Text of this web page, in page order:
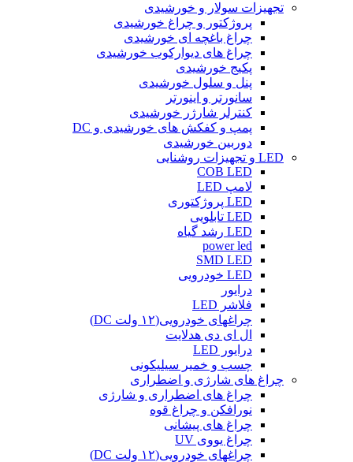
تجهیزات سولار و خورشیدی
پروژکتور و چراغ خورشیدی
چراغ باغچه ای خورشیدی
چراغ های دیوارکوب خورشیدی
پکیج خورشیدی
پنل و سلول خورشیدی
سانورتر و اینورتر
کنترلر شارژر خورشیدی
پمپ و کفکش های خورشیدی و DC
دوربین خورشیدی
LED و تجهیزات روشنایی
COB LED
لامپ LED
LED پروژکتوری
LED تابلویی
LED رشد گیاه
power led
SMD LED
LED خودرویی
درایور
فلاشر LED
چراغهای خودرویی(۱۲ ولت DC)
ال ای دی هدلایت
درایور LED
چسب و خمیر سیلیکونی
چراغ های شارژی و اضطراری
چراغ های اضطراری و شارژی
نورافکن و چراغ قوه
چراغ های پیشانی
چراغ یووی UV
چراغهای خودرویی(۱۲ ولت DC)